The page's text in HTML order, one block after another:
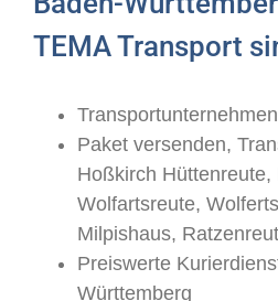
TEMA Transport
Paket versenden,
Hoßkirch
Wolfartsreute,
Milpishaus,
Preiswerte
Württemberg